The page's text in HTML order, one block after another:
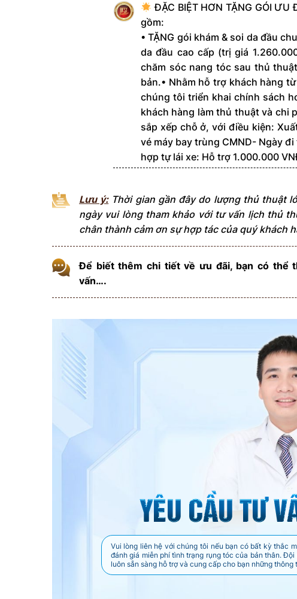
ĐẶC BIỆT HƠN TẶNG GÓI ƯU
gồm:
• TẶNG gói khám & soi da đầu
da đầu cao cấp (trị giá
chăm sóc nang tóc sau thủ
bản.• Nhằm hỗ trợ khách hàng
chúng tôi triển khai chính sách
khách hàng làm thủ thuật và chi
sắp xếp chỗ ở, với điều kiện:
vé máy bay trùng CMND- Ngày
hợp tự lái xe: Hỗ trợ 1.000.000
Lưu ý:Thời gian gần đây do lượng thủ thuật
ngày vui lòng tham khảo với tư vấn lịch thủ
chân thành cảm ơn sự hợp tác của quý khách
Để biết thêm chi tiết về ưu đãi, bạn có thể
vấn….
Vui lòng liên hệ với chúng tôi nếu bạn có bất kỳ thắc
đánh giá miễn phí tình trạng rụng tóc của bản thân.
luôn sẵn sàng hỗ trợ và cung cấp cho bạn những thông